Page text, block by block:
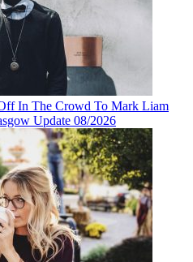
In The Crowd To Mark Liam
Update 08/2026